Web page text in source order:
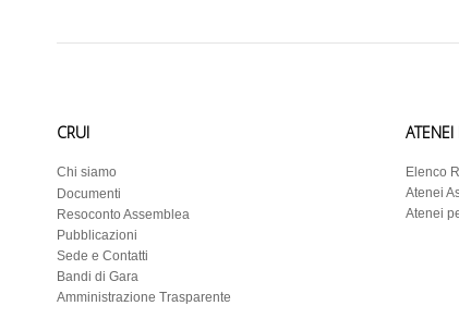
CRUI
Chi siamo
Documenti
Resoconto Assemblea
Pubblicazioni
Sede e Contatti
Bandi di Gara
Amministrazione Trasparente
ATENEI
Elenco
Atenei
Atenei